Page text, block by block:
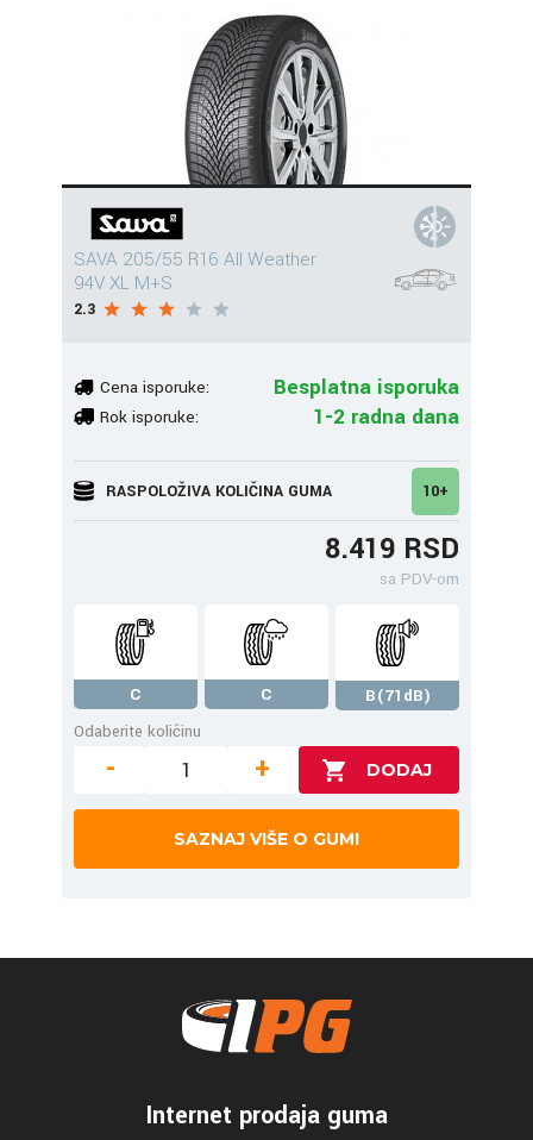
SAVA 205/55 R16 All Weather
94V XL M+S
2.3
Cena isporuke: Besplatna isporuka
Rok isporuke: 1-2 radna dana
RASPOLOŽIVA KOLIČINA GUMA 10+
8.419 RSD
sa PDV-om
C C
B(71dB)
Odaberite količinu
- +
SAZNAJ VIŠE O GUMI
Internet prodaja guma